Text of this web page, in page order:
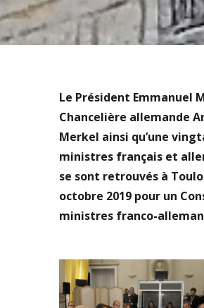
Le Président Emmanuel
Chancelière allemande
Merkel ainsi qu’une
ministres français et
se sont retrouvés à
octobre 2019 pour un
ministres franco-